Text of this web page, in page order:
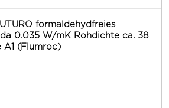
formaldehydfreies
0.035 W/mK Rohdichte ca. 38
A1 (Flumroc)